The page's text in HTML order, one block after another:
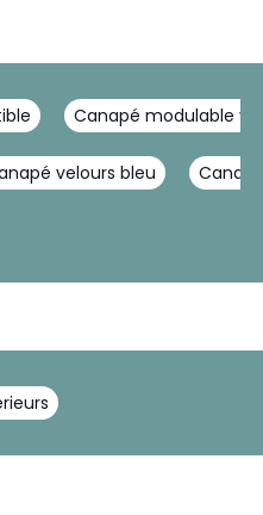
Canapé modulable
velours bleu